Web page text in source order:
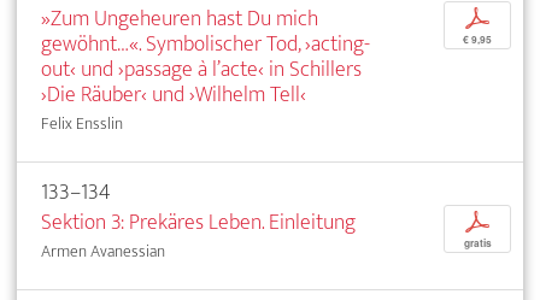
»Zum Ungeheuren hast Du mich
gewöhnt…«. Symbolischer Tod, ›acting-
out‹ und ›passage à l’acte‹ in Schillers
›Die Räuber‹ und ›Wilhelm Tell‹
Felix Ensslin
p
€ 9,95
133–134
Sektion 3: Prekäres Leben. Einleitung
Armen Avanessian
p
gratis